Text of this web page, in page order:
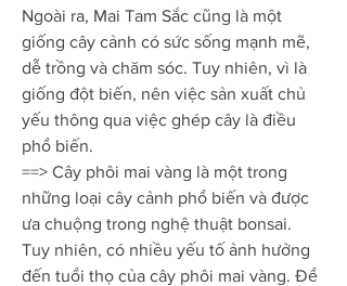
Ngoài ra, Mai Tam Sắc cũng là một
giống cây cảnh có sức sống mạnh mẽ,
dễ trồng và chăm sóc. Tuy nhiên, vì là
giống đột biến, nên việc sản xuất chủ
yếu thông qua việc ghép cây là điều
phổ biến.
==> Cây phôi mai vàng là một trong
những loại cây cảnh phổ biến và được
ưa chuộng trong nghệ thuật bonsai.
Tuy nhiên, có nhiều yếu tố ảnh hưởng
đến tuổi thọ của cây phôi mai vàng. Để